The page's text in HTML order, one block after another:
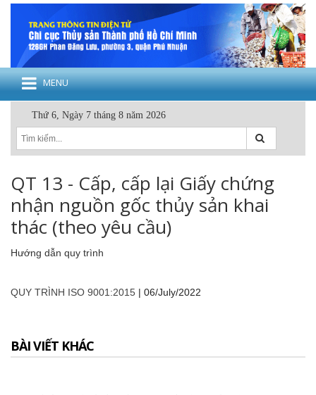
MENU
Thứ 6, Ngày 7 tháng 8 năm 2026
QT 13 - Cấp, cấp lại Giấy chứng
nhận nguồn gốc thủy sản khai
thác (theo yêu cầu)
Hướng dẫn quy trình
QUY TRÌNH ISO 9001:2015 | 06/July/2022
BÀI VIẾT KHÁC